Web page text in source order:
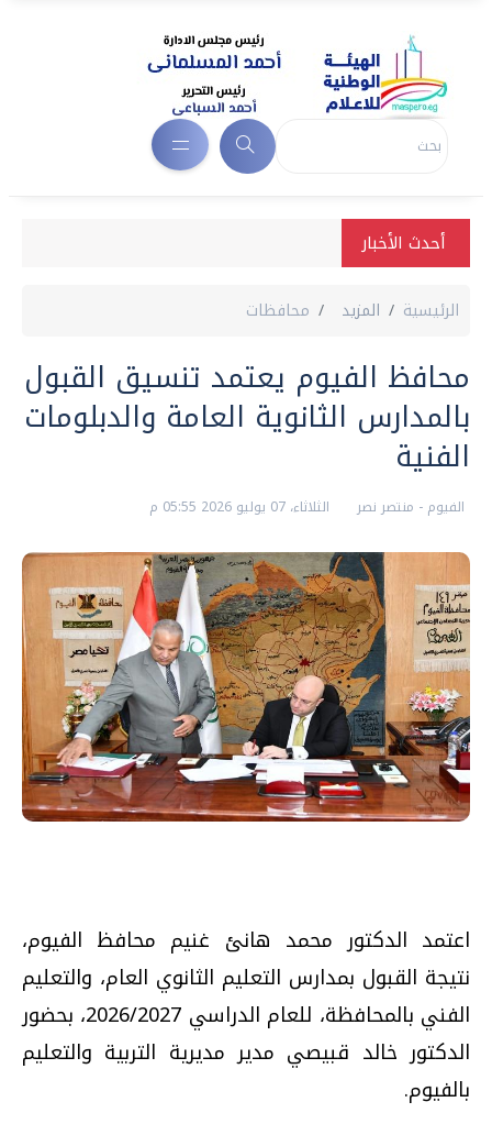
أحدث الأخبار
الرئيسية المزيد محافظات
محافظ الفيوم يعتمد تنسيق القبول
بالمدارس الثانوية العامة والدبلومات
الفنية
الفيوم - منتصر نصر الثلاثاء، 07 يوليو 2026 05:55 م
اعتمد الدكتور محمد هانئ غنيم محافظ الفيوم،
نتيجة القبول بمدارس التعليم الثانوي العام، والتعليم
الفني بالمحافظة، للعام الدراسي 2026/2027، بحضور
الدكتور خالد قبيصي مدير مديرية التربية والتعليم
بالفيوم.